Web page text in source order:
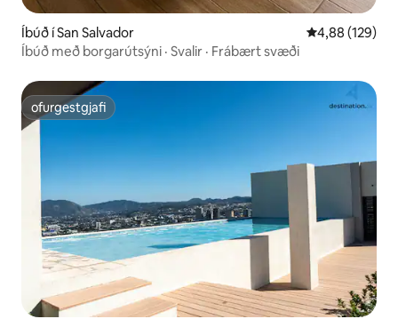
Íbúð í San Salvador 4,88 af 5 í
4,88 (129)
Íbúð með borgarútsýni · Svalir · Frábært svæði
ofurgestgjafi
ofurgestgjafi